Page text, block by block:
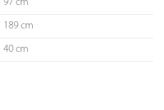
97 cm
189 cm
40 cm